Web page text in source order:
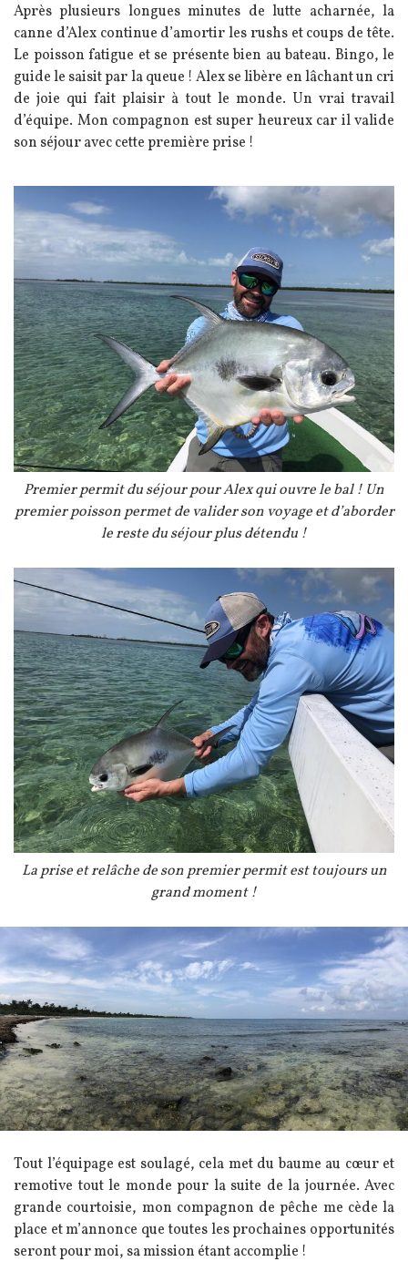
Après plusieurs longues minutes de lutte acharnée, la
canne d’Alex continue d’amortir les rushs et coups de tête.
Le poisson fatigue et se présente bien au bateau. Bingo, le
guide le saisit par la queue ! Alex se libère en lâchant un cri
de joie qui fait plaisir à tout le monde. Un vrai travail
d’équipe. Mon compagnon est super heureux car il valide
son séjour avec cette première prise !
Légende
Premier permit du séjour pour Alex qui ouvre le bal ! Un
premier poisson permet de valider son voyage et d’aborder
le reste du séjour plus détendu !
Image
Légende
La prise et relâche de son premier permit est toujours un
grand moment !
Image
Texte
Tout l’équipage est soulagé, cela met du baume au cœur et
remotive tout le monde pour la suite de la journée. Avec
grande courtoisie, mon compagnon de pêche me cède la
place et m’annonce que toutes les prochaines opportunités
seront pour moi, sa mission étant accomplie !